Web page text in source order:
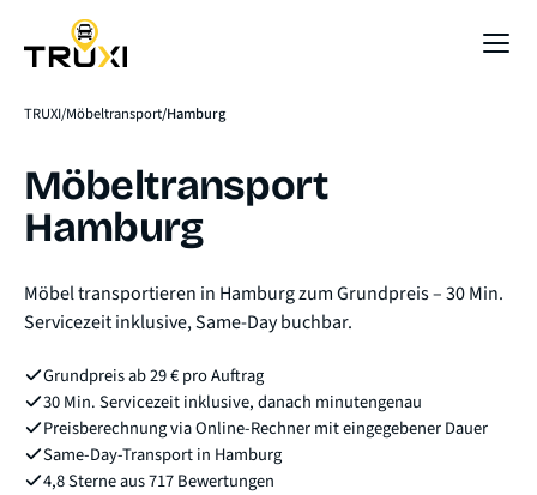
TRUXI Möbeltransport Hamburg
Möbeltransport
Hamburg
Möbel transportieren in Hamburg zum Grundpreis – 30 Min.
Servicezeit inklusive, Same-Day buchbar.
Grundpreis ab 29 € pro Auftrag
30 Min. Servicezeit inklusive, danach minutengenau
Preisberechnung via Online-Rechner mit eingegebener Dauer
Same-Day-Transport in Hamburg
4,8 Sterne aus 717 Bewertungen